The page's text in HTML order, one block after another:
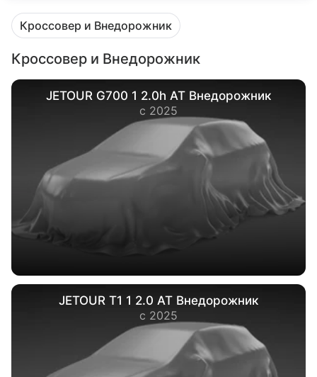
Кроссовер и Внедорожник
Кроссовер и Внедорожник
JETOUR G700 1 2.0h AT Внедорожник
с 2025
JETOUR Т1 1 2.0 AT Внедорожник
с 2025